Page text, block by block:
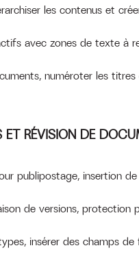
les contenus et
avec zones de texte à
numéroter les
ET RÉVISION DE
publipostage, insertion
de versions, protection
insérer des champs